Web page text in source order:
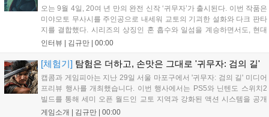
오는 9월 4일, 20여 년 만의 완전 신작 ‘귀무자’가 출시된다. 이번 작품은
미야모토 무사시를 주인공으로 내세워 교토의 기괴한 설화와 다크 판타
지를 결합했다. 시리즈의 상징인 혼 흡수와 일섬을 계승하면서도, 현대
적인 검극 액션과 '무너뜨리기 일섬'을 더해 전투의 깊이를 더했다. 개발
하고자 했으며, 실제 검술 전문가의 모션 캡처를 통해 리얼리티를 극대
다르지만, 특유의 통쾌한 손맛과 다크 판타지 분위기를 충실히 담아내어
시리즈 팬과 신규 이용자 모두에게 새로운 재미를 선사할 예정이다....
인터뷰 | 김규만 | 00:00
[체험기] 탐험은 더하고, 손맛은 그대로 '귀무자: 검의 길'
캡콤과 게임피아는 지난 29일 서울 마포구에서 '귀무자: 검의 길' 미디어
프리뷰 행사를 개최했습니다. 이번 행사에서는 PS5와 닌텐도 스위치2
빌드를 통해 세미 오픈 월드인 교토 지역과 강화된 액션 시스템을 공개
했습니다. 주인공 미야모토 무사시가 오니를 정화하는 과정을 담았으며,
게임소개 | 김규만 | 00:00